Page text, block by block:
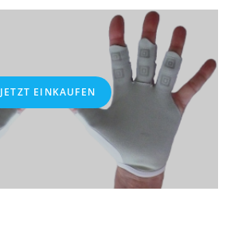
JETZT EINKAUFEN